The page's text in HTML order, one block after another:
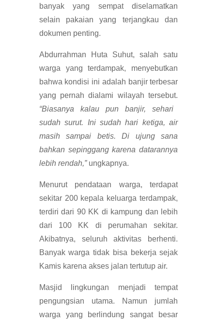
banyak yang sempat diselamatkan
selain pakaian yang terjangkau dan
dokumen penting.
Abdurrahman Huta Suhut, salah satu
warga yang terdampak, menyebutkan
bahwa kondisi ini adalah banjir terbesar
yang pernah dialami wilayah tersebut.
“Biasanya kalau pun banjir, sehari
sudah surut. Ini sudah hari ketiga, air
masih sampai betis. Di ujung sana
bahkan sepinggang karena datarannya
lebih rendah,”ungkapnya.
Menurut pendataan warga, terdapat
sekitar 200 kepala keluarga terdampak,
terdiri dari 90 KK di kampung dan lebih
dari 100 KK di perumahan sekitar.
Akibatnya, seluruh aktivitas berhenti.
Banyak warga tidak bisa bekerja sejak
Kamis karena akses jalan tertutup air.
Masjid lingkungan menjadi tempat
pengungsian utama. Namun jumlah
warga yang berlindung sangat besar